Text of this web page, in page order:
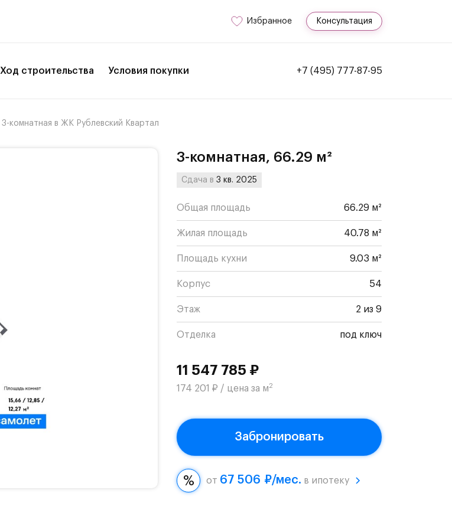
Избранное Консультация
Ход строительства Условия покупки +7 (495) 777-87-95
3-комнатная в ЖК Рублевский Квартал
3-комнатная, 66.29 м²
Сдача в3 кв. 2025
Общая площадь 66.29 м²
Жилая площадь 40.78 м²
Площадь кухни 9.03 м²
Корпус 54
Этаж 2 из 9
Отделка под ключ
11 547 785 ₽
174 201 ₽ / цена за м2
Забронировать
от 67 506 ₽/мес. в ипотеку